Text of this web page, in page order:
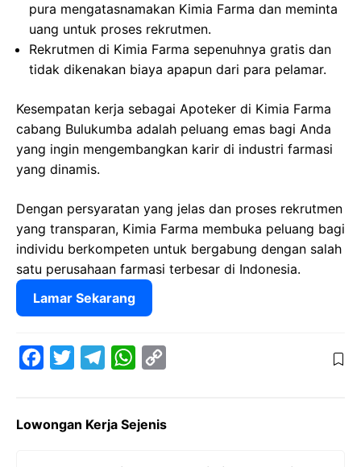
pura mengatasnamakan Kimia Farma dan meminta
uang untuk proses rekrutmen.
Rekrutmen di Kimia Farma sepenuhnya gratis dan
tidak dikenakan biaya apapun dari para pelamar.
Kesempatan kerja sebagai Apoteker di Kimia Farma
cabang Bulukumba adalah peluang emas bagi Anda
yang ingin mengembangkan karir di industri farmasi
yang dinamis.
Dengan persyaratan yang jelas dan proses rekrutmen
yang transparan, Kimia Farma membuka peluang bagi
individu berkompeten untuk bergabung dengan salah
satu perusahaan farmasi terbesar di Indonesia.
Lamar Sekarang
e
t
e
W
t
y
Lowongan Kerja Sejenis